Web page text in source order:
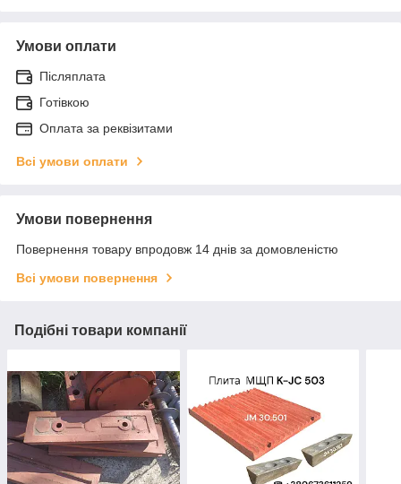
Умови оплати
Післяплата
Готівкою
Оплата за реквізитами
Всі умови оплати
Умови повернення
Повернення товару впродовж 14 днів за домовленістю
Всі умови повернення
Подібні товари компанії